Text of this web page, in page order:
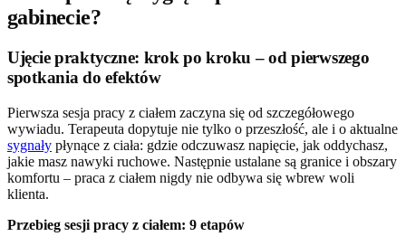
gabinecie?
Ujęcie praktyczne: krok po kroku – od pierwszego
spotkania do efektów
Pierwsza sesja pracy z ciałem zaczyna się od szczegółowego
wywiadu. Terapeuta dopytuje nie tylko o przeszłość, ale i o aktualne
sygnały płynące z ciała: gdzie odczuwasz napięcie, jak oddychasz,
jakie masz nawyki ruchowe. Następnie ustalane są granice i obszary
komfortu – praca z ciałem nigdy nie odbywa się wbrew woli
klienta.
Przebieg sesji pracy z ciałem: 9 etapów